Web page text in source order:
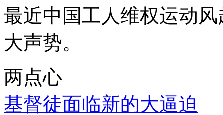
最近中国工人维权运动
大声势。
两点心
基督徒面临新的大逼迫